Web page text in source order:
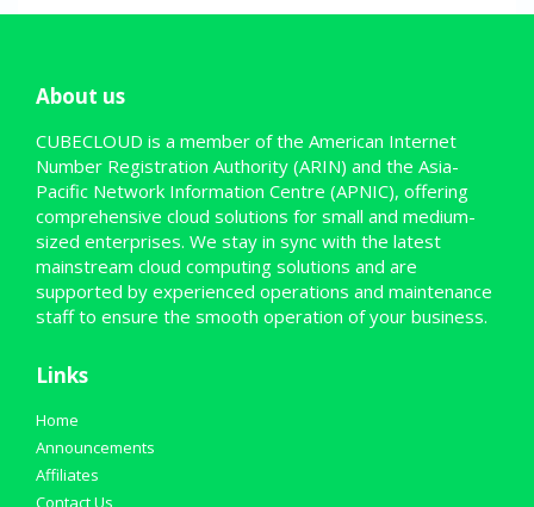
About us
CUBECLOUD is a member of the American Internet
Number Registration Authority (ARIN) and the Asia-
Pacific Network Information Centre (APNIC), offering
comprehensive cloud solutions for small and medium-
sized enterprises. We stay in sync with the latest
mainstream cloud computing solutions and are
supported by experienced operations and maintenance
staff to ensure the smooth operation of your business.
Links
Home
Announcements
Affiliates
Contact Us